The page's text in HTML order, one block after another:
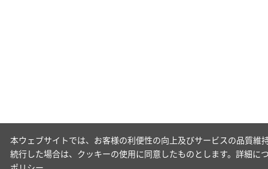
本ウェブサイトでは、お客様の利便性の向上及びサービスの品質
続行した場合は、クッキーの使用に同意したものとします。詳細